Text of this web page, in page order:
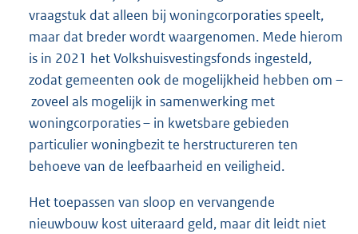
vraagstuk dat alleen bij woningcorporaties speelt,
maar dat breder wordt waargenomen. Mede hierom
is in 2021 het Volkshuisvestingsfonds ingesteld,
zodat gemeenten ook de mogelijkheid hebben om –
zoveel als mogelijk in samenwerking met
woningcorporaties – in kwetsbare gebieden
particulier woningbezit te herstructureren ten
behoeve van de leefbaarheid en veiligheid.
Het toepassen van sloop en vervangende
nieuwbouw kost uiteraard geld, maar dit leidt niet